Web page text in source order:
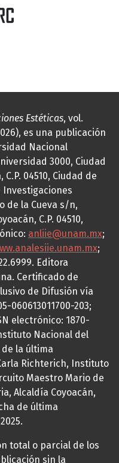
Estéticas, vol.
es una publicación
Nacional
3000, Ciudad
04510, Ciudad de
de la Cueva s/n,
C.P. 04510,
anliie@unam.mx;
;
Editora
Certificado de
de Difusión vía
060613011700-203;
electrónico: 1870-
Nacional del
la última
Richterich, Instituto
Maestro Mario de
Alcaldía Coyoacán,
de última
total o parcial de los
sin la